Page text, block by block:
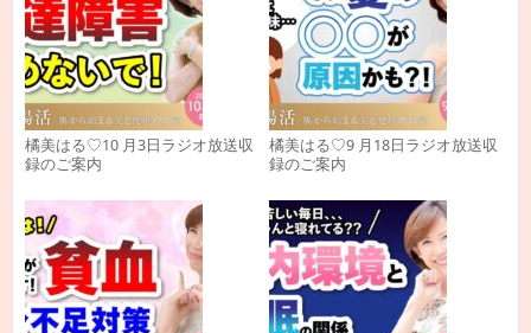
橘美はる♡10 月3日ラジオ放送収
録のご案内
橘美はる♡9 月18日ラジオ放送収
録のご案内